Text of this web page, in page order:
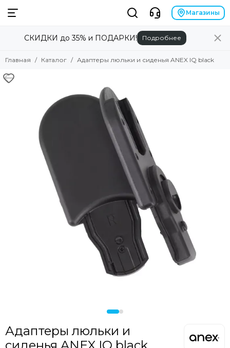
Магазины
СКИДКИ до 35% и ПОДАРКИ! Подробнее
Главная Каталог Адаптеры люльки и сиденья ANEX IQ black
Адаптеры люльки и